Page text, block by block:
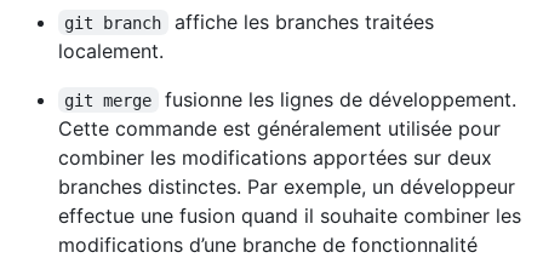
git branch
affiche les branches traitées
localement.
git merge
fusionne les lignes de développement.
Cette commande est généralement utilisée pour
combiner les modifications apportées sur deux
branches distinctes. Par exemple, un développeur
effectue une fusion quand il souhaite combiner les
modifications d’une branche de fonctionnalité